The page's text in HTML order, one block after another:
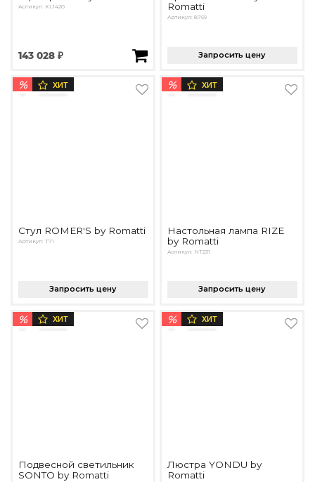
Артикул: KL1420
143 028 ₽
Romatti
Артикул: 8769
Запросить цену
% ХИТ
Стул ROMER'S by Romatti
Артикул: T71
Запросить цену
% ХИТ
Настольная лампа RIZE
by Romatti
Артикул: NT231
Запросить цену
% ХИТ
Подвесной светильник
SONTO by Romatti
% ХИТ
Люстра YONDU by
Romatti